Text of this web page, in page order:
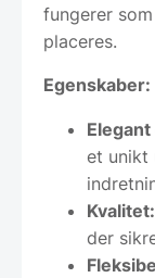
fungerer
placeres.
Egenskaber:
et unikt
Kvalitet:
der